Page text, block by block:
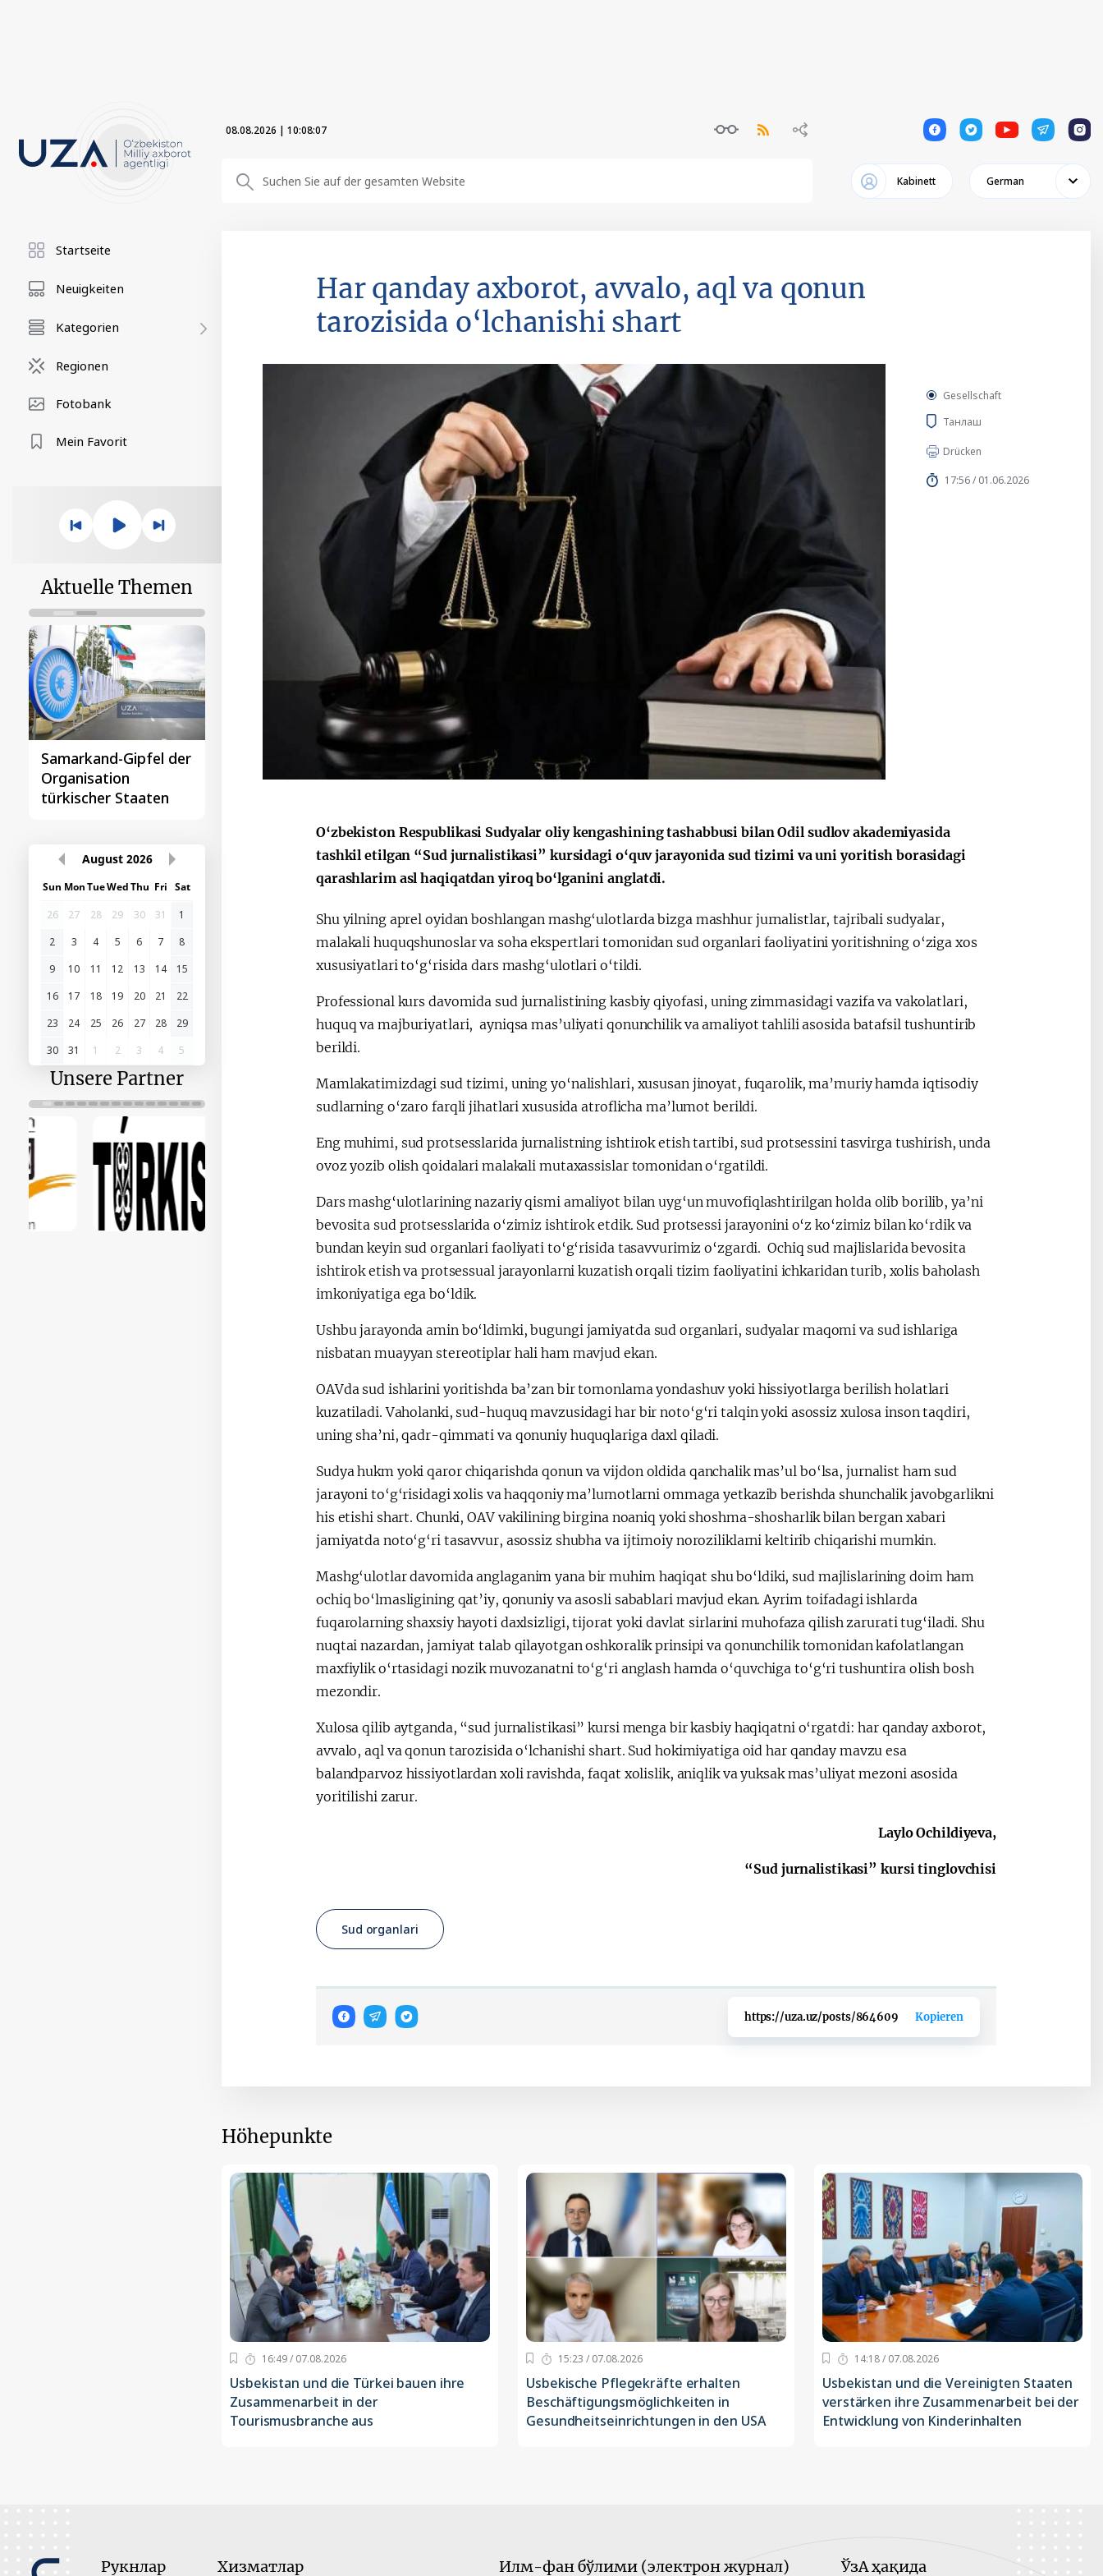
08.08.2026 | 10:08:08 1 1 1 1 1
Kabinett German
Startseite
Neuigkeiten
Kategorien
Regionen
Fotobank
Mein Favorit
Aktuelle Themen
Samarkand-Gipfel der
Organisation
türkischer Staaten
Gipfeltreffen
August 2026
Sun MonTueWedThu Fri Sat
26
27 28 29 30 31
1
2
3 4 5 6 7
8
9
10 11 12 13 14
15
16
17 18 19 20 21
22
23
24 25 26 27 28
29
30
31 1 2 3 4 5
Unsere Partner
Har qanday axborot, avvalo, aql va qonun
tarozisida o‘lchanishi shart
Gesellschaft
Танлаш
Drücken
17:56 / 01.06.2026
O‘zbekiston Respublikasi Sudyalar oliy kengashining tashabbusi bilan Odil sudlov akademiyasida
tashkil etilgan “Sud jurnalistikasi” kursidagi o‘quv jarayonida sud tizimi va uni yoritish borasidagi
qarashlarim asl haqiqatdan yiroq bo‘lganini anglatdi.
Shu yilning aprel oyidan boshlangan mashg‘ulotlarda bizga mashhur jurnalistlar, tajribali sudyalar,
malakali huquqshunoslar va soha ekspertlari tomonidan sud organlari faoliyatini yoritishning o‘ziga xos
xususiyatlari to‘g‘risida dars mashg‘ulotlari o‘tildi.
Professional kurs davomida sud jurnalistining kasbiy qiyofasi, uning zimmasidagi vazifa va vakolatlari,
huquq va majburiyatlari, ayniqsa mas’uliyati qonunchilik va amaliyot tahlili asosida batafsil tushuntirib
berildi.
Mamlakatimizdagi sud tizimi, uning yo‘nalishlari, xususan jinoyat, fuqarolik, ma’muriy hamda iqtisodiy
sudlarning o‘zaro farqli jihatlari xususida atroflicha ma’lumot berildi.
Eng muhimi, sud protsesslarida jurnalistning ishtirok etish tartibi, sud protsessini tasvirga tushirish, unda
ovoz yozib olish qoidalari malakali mutaxassislar tomonidan o‘rgatildi.
Dars mashg‘ulotlarining nazariy qismi amaliyot bilan uyg‘un muvofiqlashtirilgan holda olib borilib, ya’ni
bevosita sud protsesslarida o‘zimiz ishtirok etdik. Sud protsessi jarayonini o‘z ko‘zimiz bilan ko‘rdik va
bundan keyin sud organlari faoliyati to‘g‘risida tasavvurimiz o‘zgardi. Ochiq sud majlislarida bevosita
ishtirok etish va protsessual jarayonlarni kuzatish orqali tizim faoliyatini ichkaridan turib, xolis baholash
imkoniyatiga ega bo‘ldik.
Ushbu jarayonda amin bo‘ldimki, bugungi jamiyatda sud organlari, sudyalar maqomi va sud ishlariga
nisbatan muayyan stereotiplar hali ham mavjud ekan.
OAVda sud ishlarini yoritishda ba’zan bir tomonlama yondashuv yoki hissiyotlarga berilish holatlari
kuzatiladi. Vaholanki, sud-huquq mavzusidagi har bir noto‘g‘ri talqin yoki asossiz xulosa inson taqdiri,
uning sha’ni, qadr-qimmati va qonuniy huquqlariga daxl qiladi.
Sudya hukm yoki qaror chiqarishda qonun va vijdon oldida qanchalik mas’ul bo‘lsa, jurnalist ham sud
jarayoni to‘g‘risidagi xolis va haqqoniy ma’lumotlarni ommaga yetkazib berishda shunchalik javobgarlikni
his etishi shart. Chunki, OAV vakilining birgina noaniq yoki shoshma-shosharlik bilan bergan xabari
jamiyatda noto‘g‘ri tasavvur, asossiz shubha va ijtimoiy noroziliklarni keltirib chiqarishi mumkin.
Mashg‘ulotlar davomida anglaganim yana bir muhim haqiqat shu bo‘ldiki, sud majlislarining doim ham
ochiq bo‘lmasligining qat’iy, qonuniy va asosli sabablari mavjud ekan. Ayrim toifadagi ishlarda
fuqarolarning shaxsiy hayoti daxlsizligi, tijorat yoki davlat sirlarini muhofaza qilish zarurati tug‘iladi. Shu
nuqtai nazardan, jamiyat talab qilayotgan oshkoralik prinsipi va qonunchilik tomonidan kafolatlangan
maxfiylik o‘rtasidagi nozik muvozanatni to‘g‘ri anglash hamda o‘quvchiga to‘g‘ri tushuntira olish bosh
mezondir.
Xulosa qilib aytganda, “sud jurnalistikasi” kursi menga bir kasbiy haqiqatni o‘rgatdi: har qanday axborot,
avvalo, aql va qonun tarozisida o‘lchanishi shart. Sud hokimiyatiga oid har qanday mavzu esa
balandparvoz hissiyotlardan xoli ravishda, faqat xolislik, aniqlik va yuksak mas’uliyat mezoni asosida
yoritilishi zarur.
Laylo Ochildiyeva,
“Sud jurnalistikasi” kursi tinglovchisi
Sud organlari
https://uza.uz/posts/864609 Kopieren
Höhepunkte
16:49 / 07.08.2026
Usbekistan und die Türkei bauen ihre
Zusammenarbeit in der
Tourismusbranche aus
15:23 / 07.08.2026
Usbekische Pflegekräfte erhalten
Beschäftigungsmöglichkeiten in
Gesundheitseinrichtungen in den USA
14:18 / 07.08.2026
Usbekistan und die Vereinigten Staaten
verstärken ihre Zusammenarbeit bei der
Entwicklung von Kinderinhalten
Рукнлар Хизматлар Илм-фан бўлими (электрон журнал) ЎзА ҳақида